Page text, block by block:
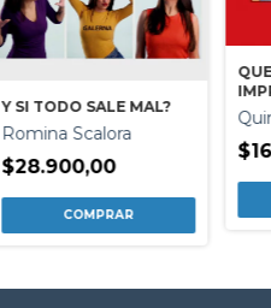
Y SI TODO SALE MAL?
Romina Scalora
$28.900,00